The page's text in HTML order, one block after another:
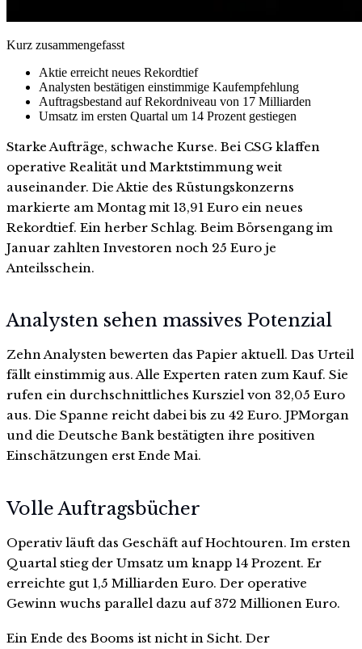
Kurz zusammengefasst
Aktie erreicht neues Rekordtief
Analysten bestätigen einstimmige Kaufempfehlung
Auftragsbestand auf Rekordniveau von 17 Milliarden
Umsatz im ersten Quartal um 14 Prozent gestiegen
Starke Aufträge, schwache Kurse. Bei CSG klaffen
operative Realität und Marktstimmung weit
auseinander. Die Aktie des Rüstungskonzerns
markierte am Montag mit 13,91 Euro ein neues
Rekordtief. Ein herber Schlag. Beim Börsengang im
Januar zahlten Investoren noch 25 Euro je
Anteilsschein.
Analysten sehen massives Potenzial
Zehn Analysten bewerten das Papier aktuell. Das Urteil
fällt einstimmig aus. Alle Experten raten zum Kauf. Sie
rufen ein durchschnittliches Kursziel von 32,05 Euro
aus. Die Spanne reicht dabei bis zu 42 Euro. JPMorgan
und die Deutsche Bank bestätigten ihre positiven
Einschätzungen erst Ende Mai.
Volle Auftragsbücher
Operativ läuft das Geschäft auf Hochtouren. Im ersten
Quartal stieg der Umsatz um knapp 14 Prozent. Er
erreichte gut 1,5 Milliarden Euro. Der operative
Gewinn wuchs parallel dazu auf 372 Millionen Euro.
Ein Ende des Booms ist nicht in Sicht. Der